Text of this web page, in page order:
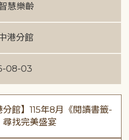
慧樂齡
港分館
08-03
分館】115年8月《閱讀書籤-
找完美盛宴